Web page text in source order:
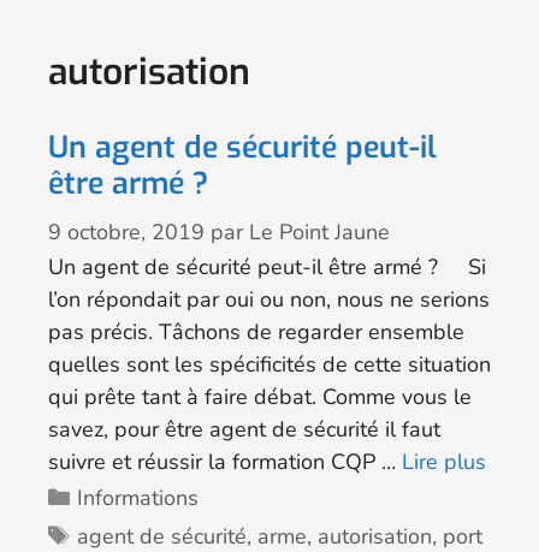
autorisation
Un agent de sécurité peut-il
être armé ?
9 octobre, 2019 par Le Point Jaune
Un agent de sécurité peut-il être armé ? Si
l’on répondait par oui ou non, nous ne serions
pas précis. Tâchons de regarder ensemble
quelles sont les spécificités de cette situation
qui prête tant à faire débat. Comme vous le
savez, pour être agent de sécurité il faut
suivre et réussir la formation CQP … Lire plus
Informations
agent de sécurité, arme, autorisation, port